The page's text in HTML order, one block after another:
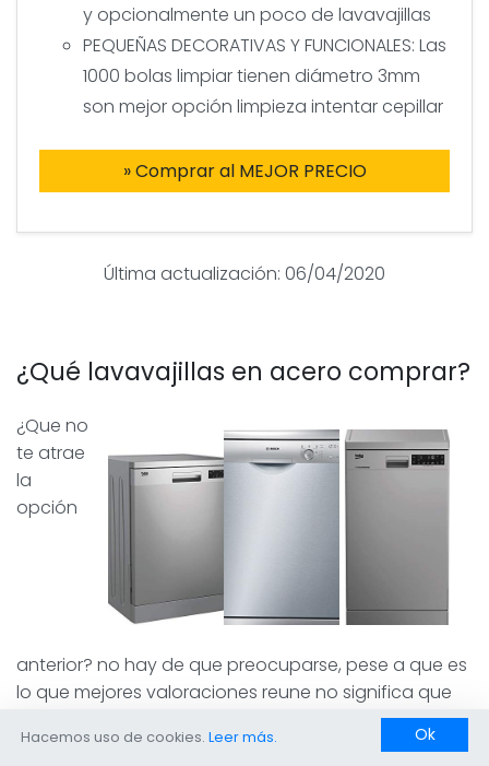
y opcionalmente un poco de lavavajillas
PEQUEÑAS DECORATIVAS Y FUNCIONALES: Las
1000 bolas limpiar tienen diámetro 3mm
son mejor opción limpieza intentar cepillar
» Comprar al MEJOR PRECIO
Última actualización: 06/04/2020
¿Qué lavavajillas en acero comprar?
¿Que no
te atrae
la
opción
anterior? no hay de que preocuparse, pese a que es
lo que mejores valoraciones reune no significa que
sea lo que necesitas, en ese sentido, tenemos
disponibles más artículos para examinar y estamos
Hacemos uso de cookies. Leer más. Ok